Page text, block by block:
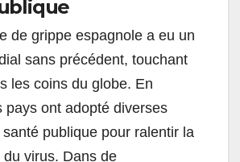
de grippe espagnole a eu un
sans précédent, touchant
les coins du globe. En
pays ont adopté diverses
publique pour ralentir la
du virus. Dans de